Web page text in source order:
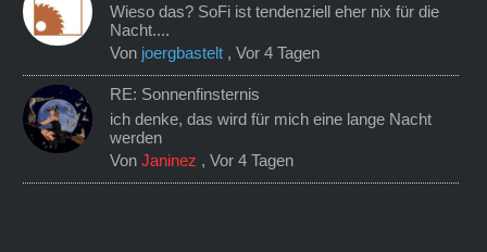
Wieso das? SoFi ist tendenziell eher nix für die
Nacht....
Von joergbastelt ,Vor 4 Tagen
RE: Sonnenfinsternis
ich denke, das wird für mich eine lange Nacht
werden
VonJaninez ,Vor 4 Tagen